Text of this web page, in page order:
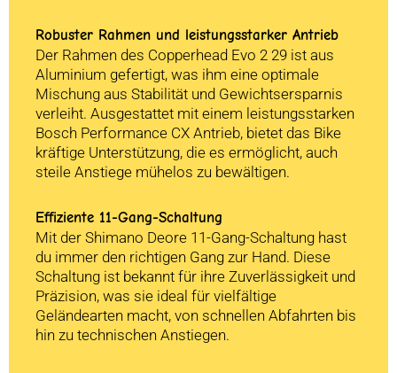
Robuster Rahmen und leistungsstarker Antrieb
Der Rahmen des Copperhead Evo 2 29 ist aus
Aluminium gefertigt, was ihm eine optimale
Mischung aus Stabilität und Gewichtsersparnis
verleiht. Ausgestattet mit einem leistungsstarken
Bosch Performance CX Antrieb, bietet das Bike
kräftige Unterstützung, die es ermöglicht, auch
steile Anstiege mühelos zu bewältigen.
Effiziente 11-Gang-Schaltung
Mit der Shimano Deore 11-Gang-Schaltung hast
du immer den richtigen Gang zur Hand. Diese
Schaltung ist bekannt für ihre Zuverlässigkeit und
Präzision, was sie ideal für vielfältige
Geländearten macht, von schnellen Abfahrten bis
hin zu technischen Anstiegen.